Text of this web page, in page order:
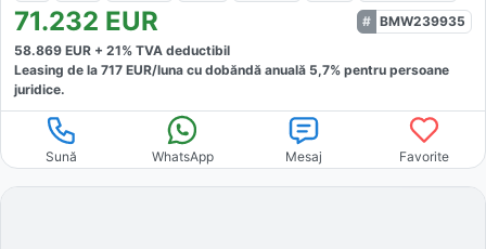
71.232 EUR
BMW239935
58.869 EUR + 21% TVA deductibil
Leasing de la 717 EUR/luna cu dobăndă anuală 5,7% pentru persoane
juridice.
Sună WhatsApp Mesaj Favorite